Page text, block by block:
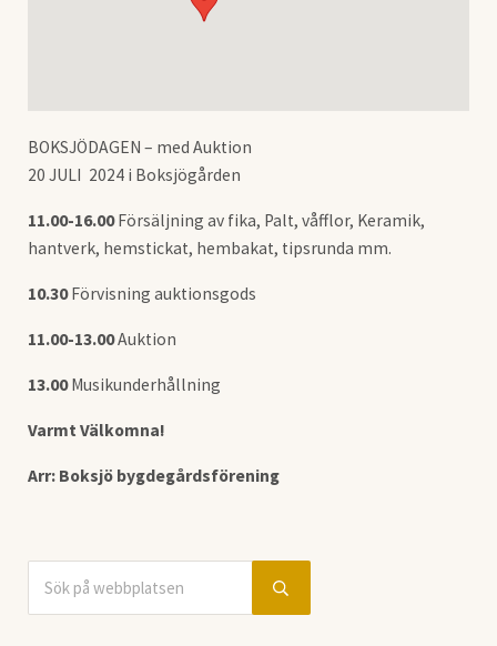
BOKSJÖDAGEN – med Auktion
20 JULI 2024 i Boksjögården
11.00-16.00Försäljning av fika, Palt, våfflor, Keramik,
hantverk, hemstickat, hembakat, tipsrunda mm.
10.30Förvisning auktionsgods
11.00-13.00Auktion
13.00Musikunderhållning
Varmt Välkomna!
Arr: Boksjö bygdegårdsförening
Sidebar
Submit search